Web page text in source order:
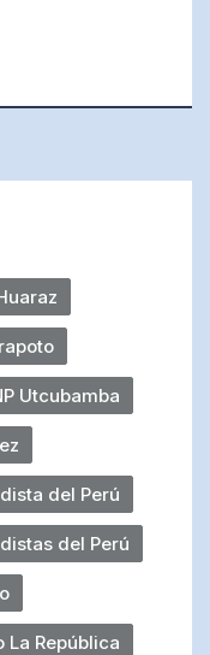
Utcubamba
del Perú
del Perú
La República